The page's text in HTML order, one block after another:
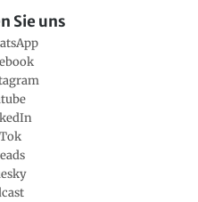
Sie uns